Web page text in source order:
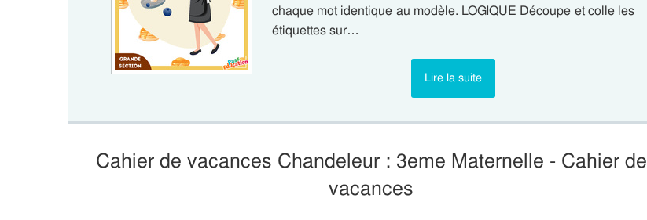
chaque mot identique au modèle. LOGIQUE Découpe et colle les
étiquettes sur…
Lire la suite
Cahier de vacances Chandeleur : 3eme Maternelle - Cahier de
vacances